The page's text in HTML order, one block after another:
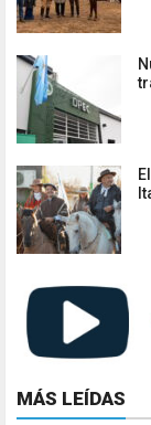
MÁS LEÍDAS